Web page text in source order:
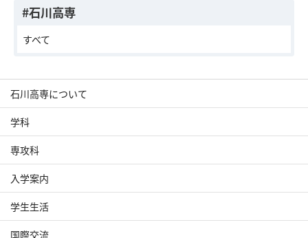
#石川高専
すべて
石川高専について
学科
専攻科
入学案内
学生生活
国際交流